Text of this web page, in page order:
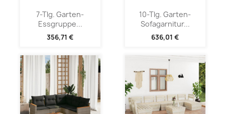
7-Tlg. Garten-
Essgruppe...
356,71 €
10-Tlg. Garten-
Sofagarnitur...
636,01 €